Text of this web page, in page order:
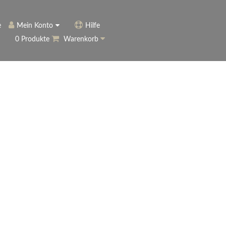
Mein Konto
Anmelden
Hilfe
0 Produkte
Warenkorb